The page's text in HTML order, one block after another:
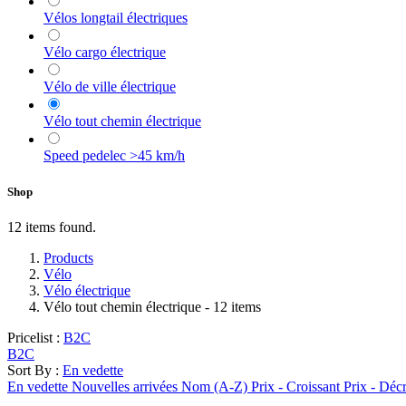
Vélos longtail électriques
Vélo cargo électrique
Vélo de ville électrique
Vélo tout chemin électrique
Speed pedelec >45 km/h
Shop
12 items found.
Products
Vélo
Vélo électrique
Vélo tout chemin électrique - 12 items
Pricelist : B2C
B2C
Sort By : En vedette
En vedette Nouvelles arrivées Nom (A-Z) Prix - Croissant Prix -